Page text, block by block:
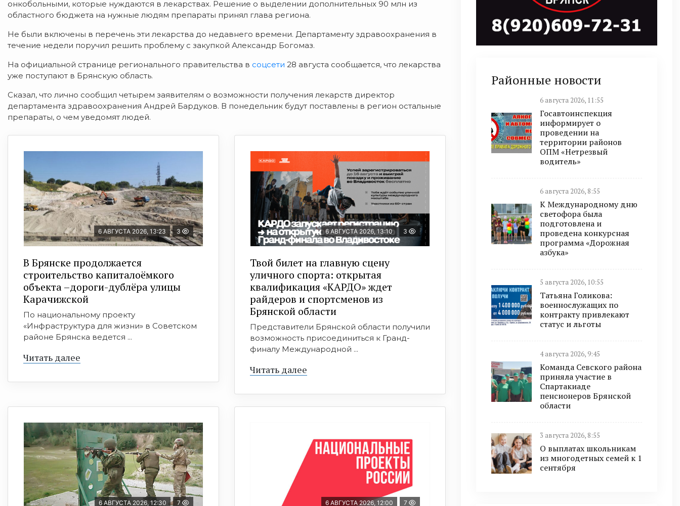
онкобольными, которые нуждаются в лекарствах. Решение о выделении дополнительных 90 млн из
областного бюджета на нужные людям препараты принял глава региона.
Не были включены в перечень эти лекарства до недавнего времени. Департаменту здравоохранения в
течение недели поручил решить проблему с закупкой Александр Богомаз.
На официальной странице регионального правительства в соцсети 28 августа сообщается, что лекарства
уже поступают в Брянскую область.
Сказал, что лично сообщил четырем заявителям о возможности получения лекарств директор
департамента здравоохранения Андрей Бардуков. В понедельник будут поставлены в регион остальные
препараты, о чем уведомят людей.
6 АВГУСТА 2026, 13:23 3
В Брянске продолжается
строительство капиталоёмкого
объекта –дороги-дублёра улицы
Карачижской
По национальному проекту
«Инфраструктура для жизни» в Советском
районе Брянска ведется ...
Читать далее
6 АВГУСТА 2026, 13:10 3
Твой билет на главную сцену
уличного спорта: открытая
квалификация «КАРДО» ждет
райдеров и спортсменов из
Брянской области
Представители Брянской области получили
возможность присоединиться к Гранд-
финалу Международной ...
Читать далее
6 АВГУСТА 2026, 12:30 7 6 АВГУСТА 2026, 12:00 7
Районные новости
6 августа 2026, 11:55
Госавтоинспекция
информирует о
проведении на
территории районов
ОПМ «Нетрезвый
водитель»
6 августа 2026, 8:55
К Международному дню
светофора была
подготовлена и
проведена конкурсная
программа «Дорожная
азбука»
5 августа 2026, 10:55
Татьяна Голикова:
военнослужащих по
контракту привлекают
статус и льготы
4 августа 2026, 9:45
Команда Севского района
приняла участие в
Спартакиаде
пенсионеров Брянской
области
3 августа 2026, 8:55
О выплатах школьникам
из многодетных семей к 1
сентября